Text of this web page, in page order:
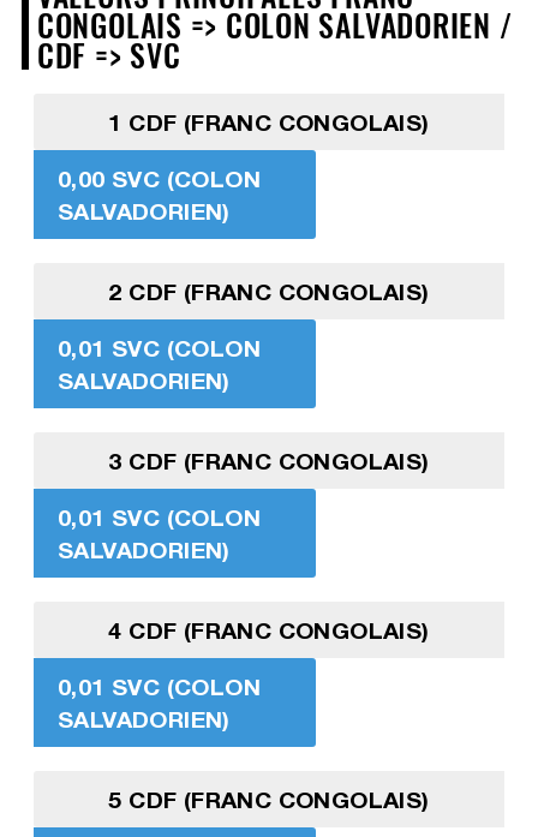
CONGOLAIS => COLON SALVADORIEN /
CDF => SVC
1 CDF (FRANC CONGOLAIS)
0,00 SVC (COLON
SALVADORIEN)
2 CDF (FRANC CONGOLAIS)
0,01 SVC (COLON
SALVADORIEN)
3 CDF (FRANC CONGOLAIS)
0,01 SVC (COLON
SALVADORIEN)
4 CDF (FRANC CONGOLAIS)
0,01 SVC (COLON
SALVADORIEN)
5 CDF (FRANC CONGOLAIS)